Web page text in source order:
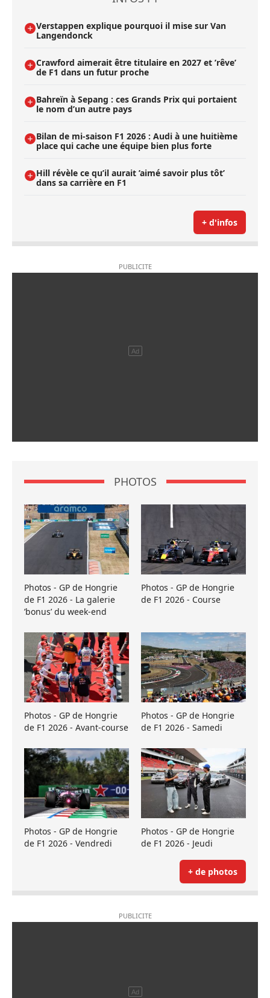
Verstappen explique pourquoi il mise sur Van
Langendonck
Crawford aimerait être titulaire en 2027 et ’rêve’
de F1 dans un futur proche
Bahreïn à Sepang : ces Grands Prix qui portaient
le nom d’un autre pays
Bilan de mi-saison F1 2026 : Audi à une huitième
place qui cache une équipe bien plus forte
Hill révèle ce qu’il aurait ’aimé savoir plus tôt’
dans sa carrière en F1
+ d'infos
PHOTOS
Photos - GP de Hongrie
de F1 2026 - La galerie
’bonus’ du week-end
Photos - GP de Hongrie
de F1 2026 - Course
Photos - GP de Hongrie
de F1 2026 - Avant-course
Photos - GP de Hongrie
de F1 2026 - Samedi
Photos - GP de Hongrie
de F1 2026 - Vendredi
Photos - GP de Hongrie
de F1 2026 - Jeudi
+ de photos